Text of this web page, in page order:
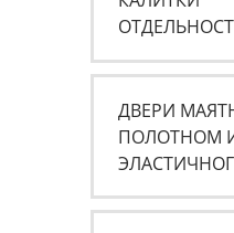
ДВЕРИ
ПОЛОТНОМ